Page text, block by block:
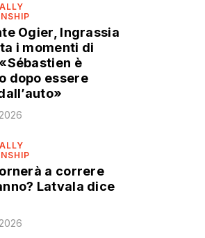
Ogier, Ingrassia
i momenti di
è
dopo essere
a correre
Latvala dice